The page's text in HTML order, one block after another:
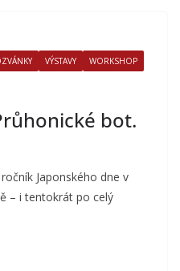
VÝSTAVY WORKSHOP
bot.
Japonského dne v
– i tentokrát po celý